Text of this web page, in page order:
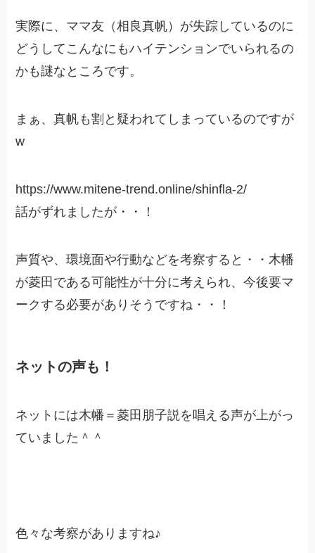
実際に、ママ友（相良真帆）が失踪しているのに
どうしてこんなにもハイテンションでいられるの
かも謎なところです。
まぁ、真帆も割と疑われてしまっているのですが
w
https://www.mitene-trend.online/shinfla-2/
話がずれましたが・・！
声質や、環境面や行動などを考察すると・・木幡
が菱田である可能性が十分に考えられ、今後要マ
ークする必要がありそうですね・・！
ネットの声も！
ネットには木幡＝菱田朋子説を唱える声が上がっ
ていました＾＾
色々な考察がありますね♪